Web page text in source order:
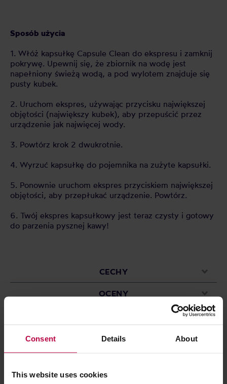
Consent Details About
This website uses cookies
Sposób użycia
1. Włóż kapsułkę Capsule Clean do ekspresu i zamknij
pokrywę. Upewnij się, że zbiornik na wodę jest
napełniony świeżą wodą, a pod wylotem znajduje się
pusty kubek.
2. Uruchom ekspres, używając przycisku największej
objętości (największy kubek), aby przepuścić przez
urządzenie jak najwięcej wody.
3. Powtórz krok 2 dwukrotnie.
4. Wyrzuć kapsułkę do pojemnika na zużyte kapsułki.
5. Ponownie uruchom ekspres przyciskiem największej
objętości, aby przepłukać urządzenie. Powtórz.
6. Twój ekspres kapsułkowy jest teraz czysty i gotowy
do parzenia pysznej kawy!
CECHY
OCENY
Może Cię zainteresować